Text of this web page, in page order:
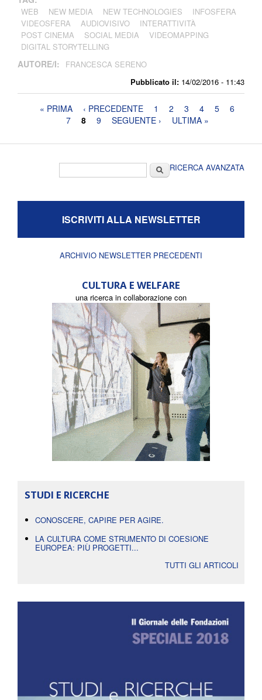
Pubblicato il: 14/02/2016 - 11:43
WEB NEW MEDIA NEW TECHNOLOGIES
INFOSFERA
VIDEOSFERA
AUDIOVISIVO
INTERATTIVITÀ
POST CINEMA
SOCIAL MEDIA
VIDEOMAPPING
DIGITAL STORYTELLING
AUTORE/I: FRANCESCA SERENO
Pagine« PRIMA ‹ PRECEDENTE 1 2 3 4 5
6
7
8 9 SEGUENTE › ULTIMA »
CercaRICERCA AVANZATA
ISCRIVITI ALLA NEWSLETTER
ARCHIVIO NEWSLETTER PRECEDENTI
CULTURA E WELFARE
una ricerca in collaborazione con
STUDI E RICERCHE
CONOSCERE, CAPIRE PER AGIRE.
LA CULTURA COME STRUMENTO DI COESIONE
EUROPEA: PIÙ PROGETTI...
TUTTI GLI ARTICOLI